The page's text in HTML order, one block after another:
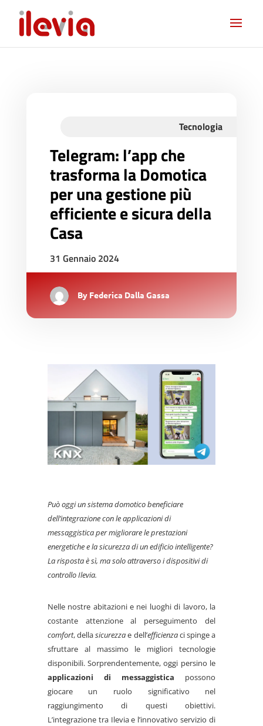
Tecnologia
Telegram: l’app che
trasforma la Domotica
per una gestione più
efficiente e sicura della
Casa
31 Gennaio 2024
By Federica Dalla Gassa
Può oggi un sistema domotico beneficiare
dell’integrazione con le applicazioni di
messaggistica per migliorare le prestazioni
energetiche e la sicurezza di un edificio intelligente?
La risposta è sì, ma solo attraverso i dispositivi di
controllo Ilevia.
Nelle nostre abitazioni e nei luoghi di lavoro, la
costante attenzione al perseguimento del
comfort, dellasicurezzae dell’efficienzaci spinge a
sfruttare al massimo le migliori tecnologie
disponibili. Sorprendentemente, oggi persino le
applicazioni di messaggistica possono
giocare un ruolo significativo nel
raggiungimento di questi obiettivi.
L’integrazione tra Ilevia e l’innovativo servizio di